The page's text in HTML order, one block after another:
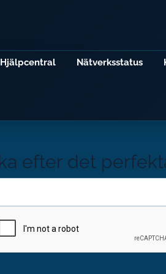
Hjälpcentral Nätverksstatus
efter det